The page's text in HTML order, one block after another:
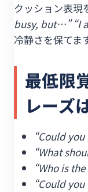
クッション表現
busy, but…” “I
冷静さを保てま
最低限
レーズ
“Could
“What
“Who is
“Could